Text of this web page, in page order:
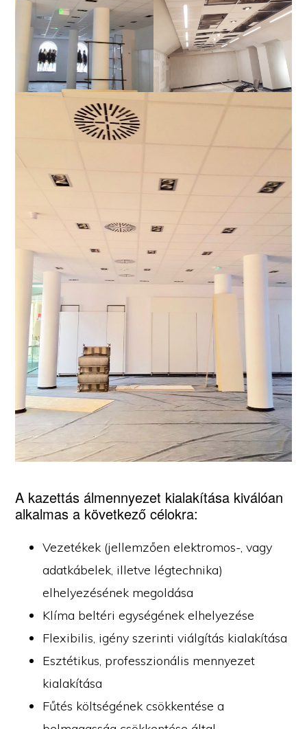
A kazettás álmennyezet kialakítása kiválóan
alkalmas a következő célokra:
Vezetékek (jellemzően elektromos-, vagy
adatkábelek, illetve légtechnika)
elhelyezésének megoldása
Klíma beltéri egységének elhelyezése
Flexibilis, igény szerinti viálgítás kialakítása
Esztétikus, professzionális mennyezet
kialakítása
Fűtés költségének csökkentése a